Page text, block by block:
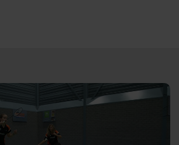
Direct door naar content